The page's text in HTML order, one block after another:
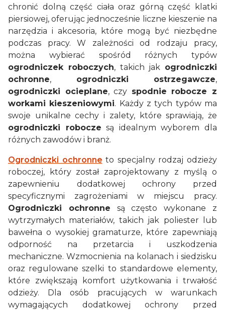
chronić dolną część ciała oraz górną część klatki
piersiowej, oferując jednocześnie liczne kieszenie na
narzędzia i akcesoria, które mogą być niezbędne
podczas pracy. W zależności od rodzaju pracy,
można wybierać spośród różnych typów
ogrodniczek roboczych, takich jak ogrodniczki
ochronne, ogrodniczki ostrzegawcze,
ogrodniczki ocieplane, czy spodnie robocze z
workami kieszeniowymi. Każdy z tych typów ma
swoje unikalne cechy i zalety, które sprawiają, że
ogrodniczki robocze są idealnym wyborem dla
różnych zawodów i branż.
Ogrodniczki ochronne to specjalny rodzaj odzieży
roboczej, który został zaprojektowany z myślą o
zapewnieniu dodatkowej ochrony przed
specyficznymi zagrożeniami w miejscu pracy.
Ogrodniczki ochronne są często wykonane z
wytrzymałych materiałów, takich jak poliester lub
bawełna o wysokiej gramaturze, które zapewniają
odporność na przetarcia i uszkodzenia
mechaniczne. Wzmocnienia na kolanach i siedzisku
oraz regulowane szelki to standardowe elementy,
które zwiększają komfort użytkowania i trwałość
odzieży. Dla osób pracujących w warunkach
wymagających dodatkowej ochrony przed